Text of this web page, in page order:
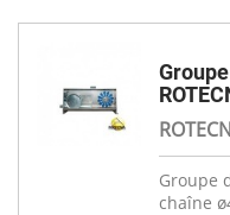
Groupe
chaîne